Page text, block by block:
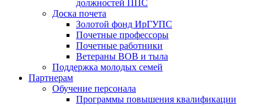
должностей ППС
Доска почета
Золотой фонд ИрГУПС
Почетные профессоры
Почетные работники
Ветераны ВОВ и тыла
Поддержка молодых семей
Партнерам
Обучение персонала
Программы повышения квалификации